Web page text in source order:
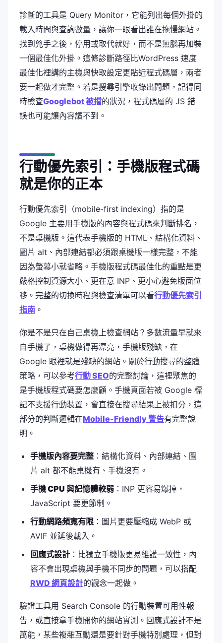
診斷的工具是 Query Monitor，它能列出每個外掛的
載入時間與查詢數量，讓你一眼看出誰在拖慢網站。
找到兇手之後，停用或取代就好，而不是無腦再加裝
一個最佳化外掛。這條診斷路徑比WordPress 速度
最佳化裡講的主機與快取設定更貼近程式碼層，兩者
要一起做才完整。若是搜尋引擎收錄出問題，記得同
時檢查Googlebot 被擋的狀況，程式碼層的 JS 錯
誤也可能讓內容讀不到。
行動優先索引：手機版程式碼
就是你的正本
行動優先索引（mobile-first indexing）指的是
Google 主要用手機版的內容與程式碼來判斷排名，
不是桌機版。這代表手機版的 HTML、結構化資料、
圖片 alt、內部連結都必須跟桌機版一樣完整，不能
因為螢幕小就省略。手機版程式碼最佳化的重點是更
嚴格控制資源大小、更在意 INP、更小心避免版面位
移。完整的切換時程與檢查清單可以看行動優先索引
指南 。
你是不是只在自己桌機上檢查網站？多數流量早就來
自手機了，桌機做得再漂亮，手機版殘缺，在
Google 眼裡就是殘缺的網站。關於行動搜尋的整體
策略，可以參考行動 SEO的完整討論，這裡聚焦的
是手機版程式碼要怎麼顧。手機頁面若被 Google 標
記不支援行動裝置，會直接在搜尋結果上被扣分，這
部分的判斷邏輯在Mobile-Friendly 警告有完整說
明。
手機版內容要完整：結構化資料、內部連結、圖
片 alt 都不能桌機有、手機沒有。
手機 CPU 與記憶體較弱：INP 更容易爆掉，
JavaScript 要更節制。
行動網路頻寬有限：圖片更要壓縮成 WebP 或
AVIF 並延後載入。
回應式設計：比獨立手機版更易維護一致性，內
容不會出現桌機與手機不同步的問題，可以搭配
RWD 網頁設計的觀念一起做。
驗證工具用 Search Console 的行動裝置可用性報
告，或直接拿手機開你的網站實測。回應式設計不是
萬能，某些複雜互動還是要針對手機特別處理，但對